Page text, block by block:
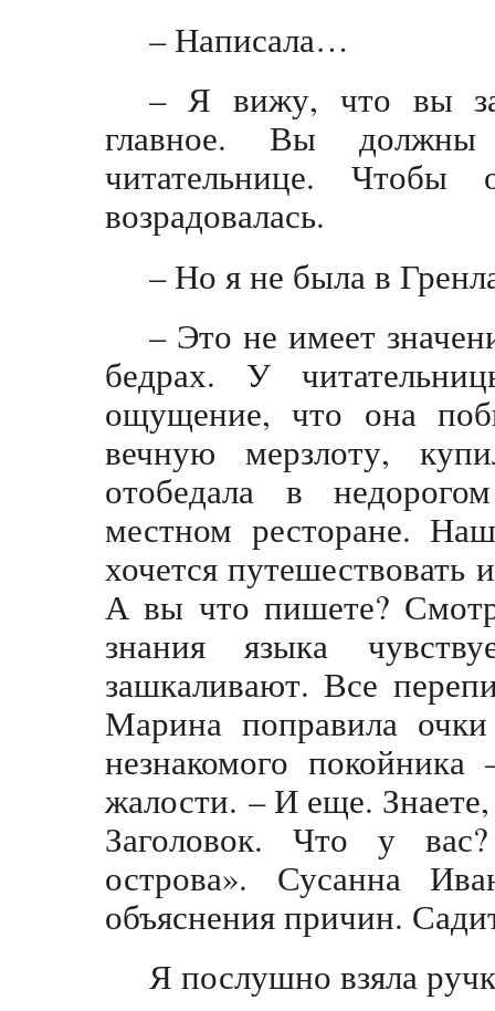
– Написала…
– Я вижу, что вы
главное. Вы должны
читательнице.
возрадовалась.
– Но я не была в
– Это не имеет
бедрах. У
ощущение, что она
вечную мерзлоту,
отобедала в
местном ресторане.
хочется путешествовать
А вы что пишете?
знания языка
зашкаливают. Все
Марина поправила
незнакомого
жалости. – И еще.
Заголовок. Что у
острова». Сусанна
объяснения причин.
Я послушно взяла